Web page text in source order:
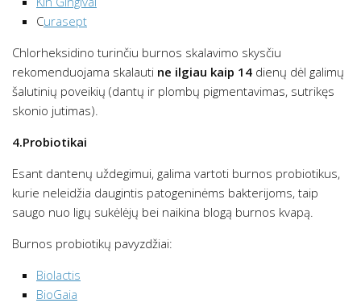
Curasept
Chlorheksidino turinčiu burnos skalavimo skysčiu
rekomenduojama skalauti ne ilgiau kaip 14 dienų dėl galimų
šalutinių poveikių (dantų ir plombų pigmentavimas, sutrikęs
skonio jutimas).
4.Probiotikai
Esant dantenų uždegimui, galima vartoti burnos probiotikus,
kurie neleidžia daugintis patogeninėms bakterijoms, taip
saugo nuo ligų sukėlėjų bei naikina blogą burnos kvapą.
Burnos probiotikų pavyzdžiai:
Biolactis
BioGaia